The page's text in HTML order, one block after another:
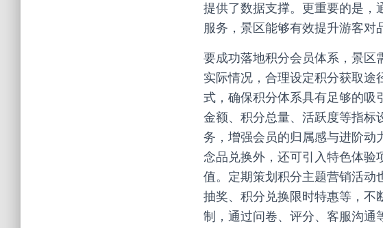
提供了数据支撑。更重要的是，
服务，景区能够有效提升游客对
要成功落地积分会员体系，景区
实际情况，合理设定积分获取
式，确保积分体系具有足够的吸
金额、积分总量、活跃度等指标
务，增强会员的归属感与进阶动
念品兑换外，还可引入特色体验
值。定期策划积分主题营销活动
抽奖、积分兑换限时特惠等，不
制，通过问卷、评分、客服沟通